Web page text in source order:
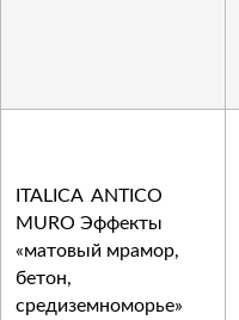
ITALICA ANTICO
MURO Эффекты
«матовый мрамор,
бетон,
средиземноморье»